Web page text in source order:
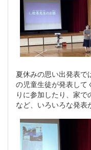
夏休みの思い出発表で
の児童生徒が発表して
りに参加したり、家
など、いろいろな発表